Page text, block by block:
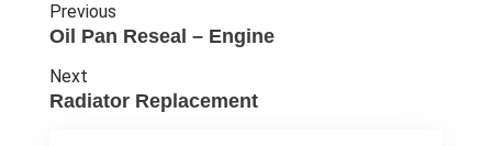
Previous
Oil Pan Reseal – Engine
Next
Radiator Replacement